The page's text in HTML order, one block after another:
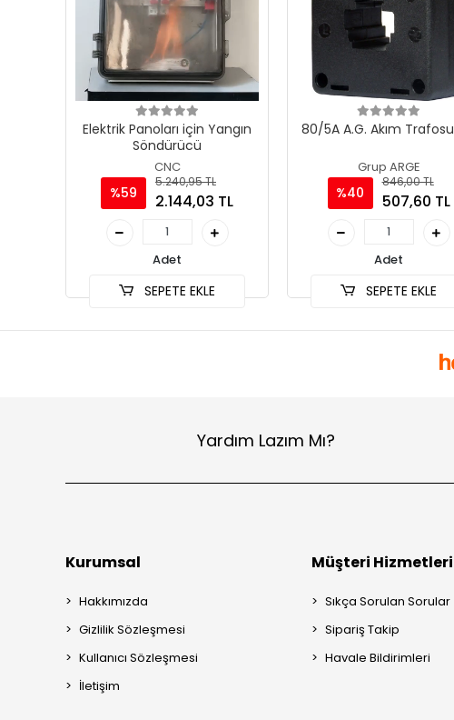
Elektrik Panoları için Yangın
Söndürücü
CNC
%59
5.240,95 TL
2.144,03 TL
Adet
SEPETE EKLE
80/5A A.G. Akım Trafosu
Grup ARGE
%40
846,00 TL
507,60 TL
Adet
SEPETE EKLE
Yardım Lazım Mı?
Kurumsal
Hakkımızda
Gizlilik Sözleşmesi
Kullanıcı Sözleşmesi
İletişim
Müşteri Hizmetleri
Sıkça Sorulan Sorular
Sipariş Takip
Havale Bildirimleri